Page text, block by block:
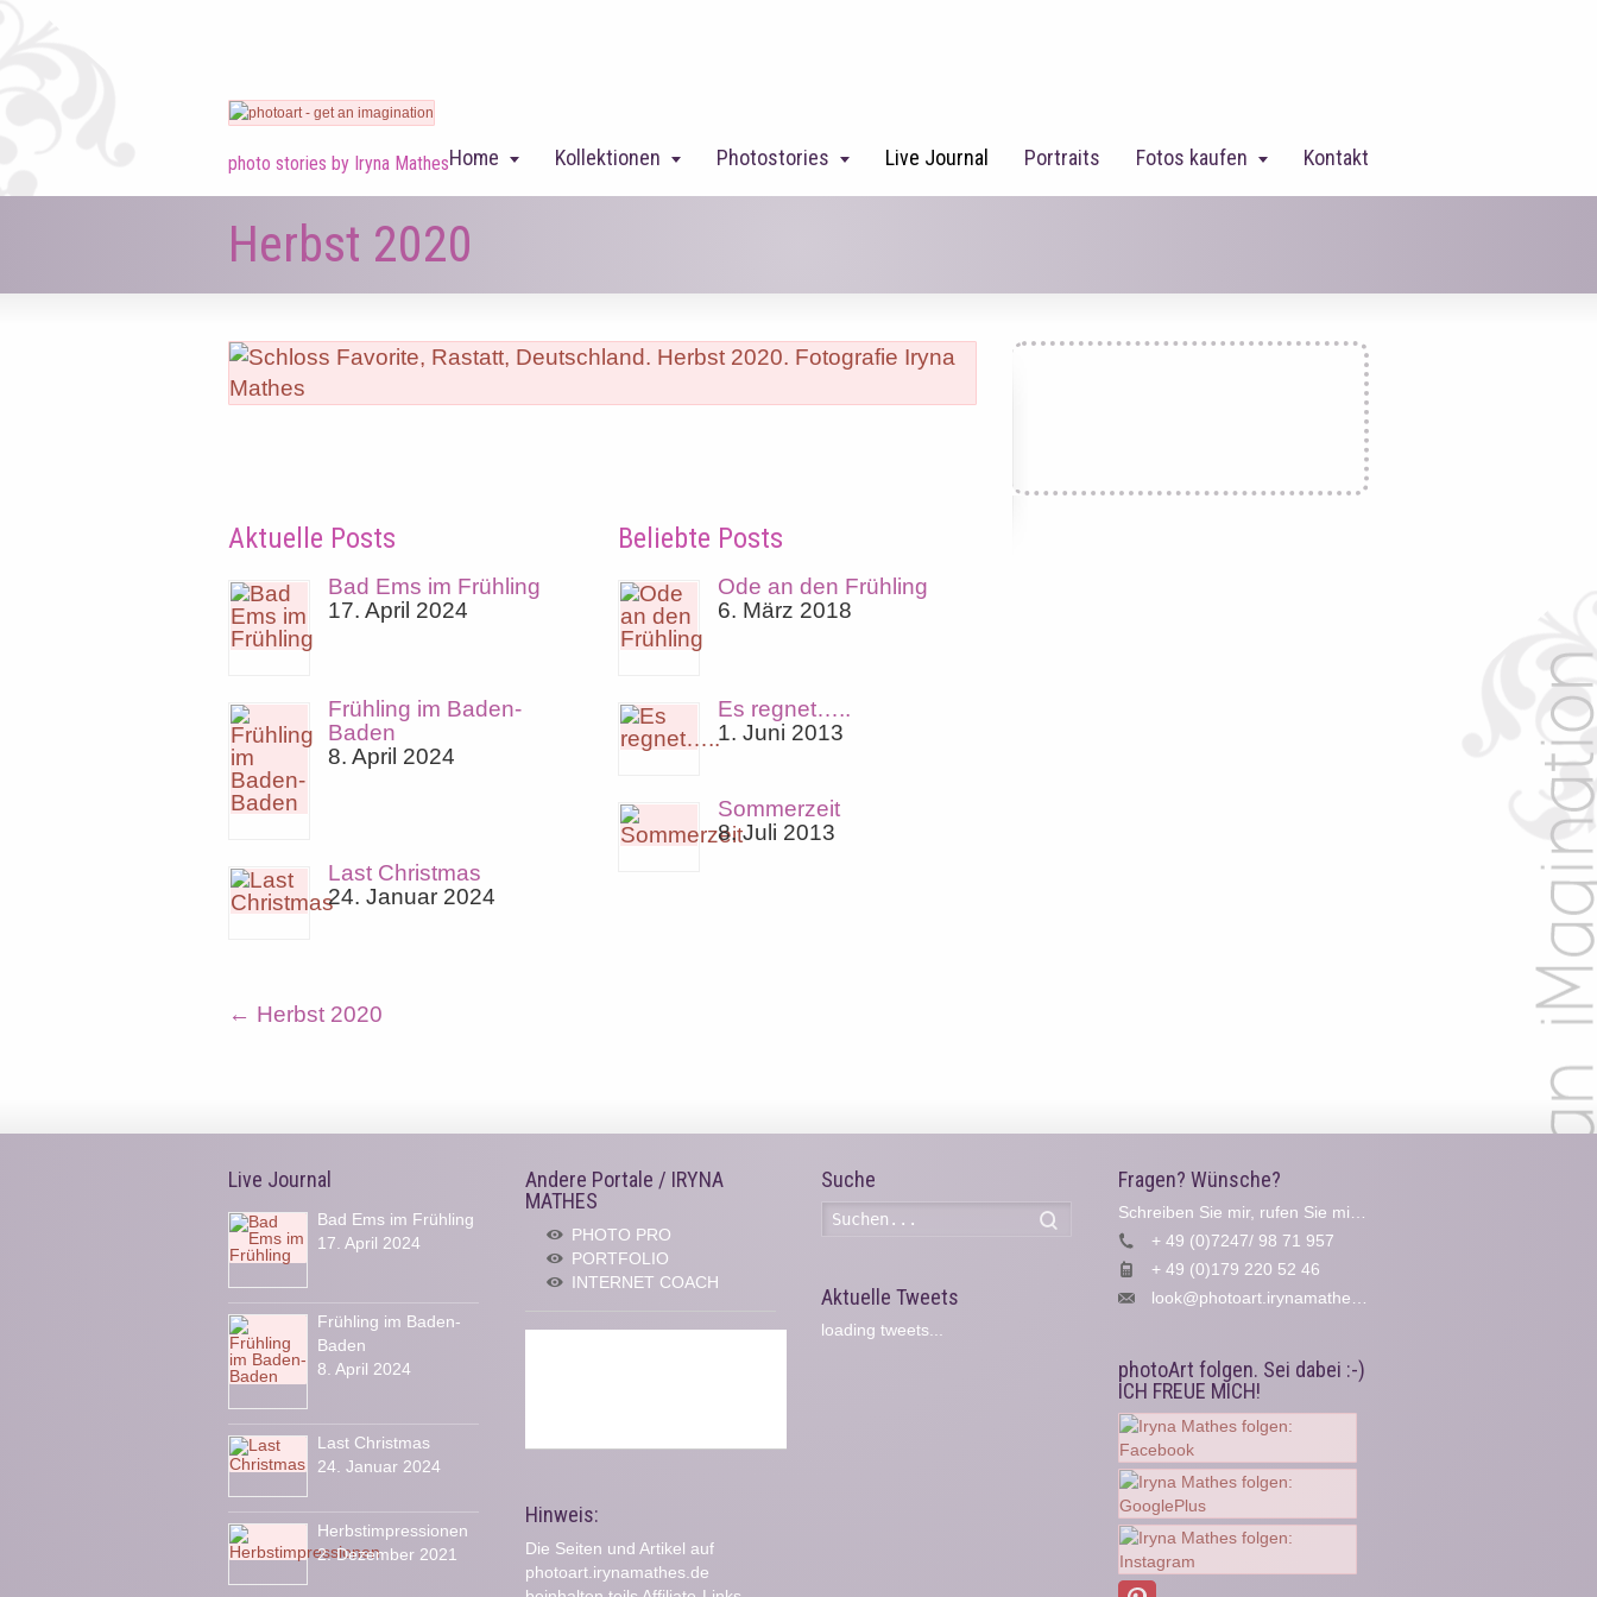
photo stories by Iryna MathesHome Kollektionen Photostories Live Journal Portraits Fotos kaufen Kontakt
Herbst 2020
Aktuelle Posts
Bad Ems im Frühling
17. April 2024
Frühling im Baden-
Baden
8. April 2024
Last Christmas
24. Januar 2024
Beliebte Posts
Ode an den Frühling
6. März 2018
Es regnet…..
1. Juni 2013
Sommerzeit
8. Juli 2013
← Herbst 2020
Live Journal
Bad Ems im Frühling
17. April 2024
Frühling im Baden-
Baden
8. April 2024
Last Christmas
24. Januar 2024
Herbstimpressionen
2. Dezember 2021
Andere Portale / IRYNA
MATHES
PHOTO PRO
PORTFOLIO
INTERNET COACH
Hinweis:
Die Seiten und Artikel auf
photoart.irynamathes.de
Suche
Aktuelle Tweets
loading tweets...
Fragen? Wünsche?
Schreiben Sie mir, rufen Sie mich an...
+ 49 (0)7247/ 98 71 957
+ 49 (0)179 220 52 46
look@photoart.irynamathes.de
photoArt folgen. Sei dabei :-)
ICH FREUE MICH!